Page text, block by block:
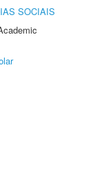
SOCIAIS